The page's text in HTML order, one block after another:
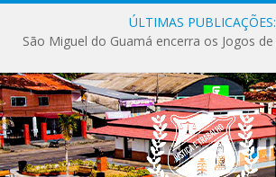
ÚLTIMAS PUBLICAÇÕES: